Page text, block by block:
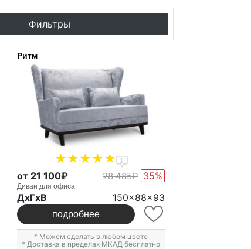
Фильтры
Ритм
1
от 21 100₽ 28 485₽ 35%
Диван для офиса
ДxГxВ 150x88x93
подробнее
* Можем сделать в любом цвете
* Доставка в пределах МКАД бесплатно